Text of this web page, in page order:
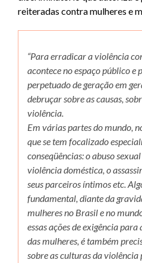
reiteradas contra mulheres e
“Para erradicar a violência
acontece no espaço público e
perpetuado de geração em
debruçar sobre as causas,
violência.
Em várias partes do mundo,
que se tem focalizado
conseqüências: o abuso
violência doméstica, o
seus parceiros íntimos etc.
fundamental, diante da
mulheres no Brasil e no
essas ações de exigência
das mulheres, é também
sobre as culturas da violência